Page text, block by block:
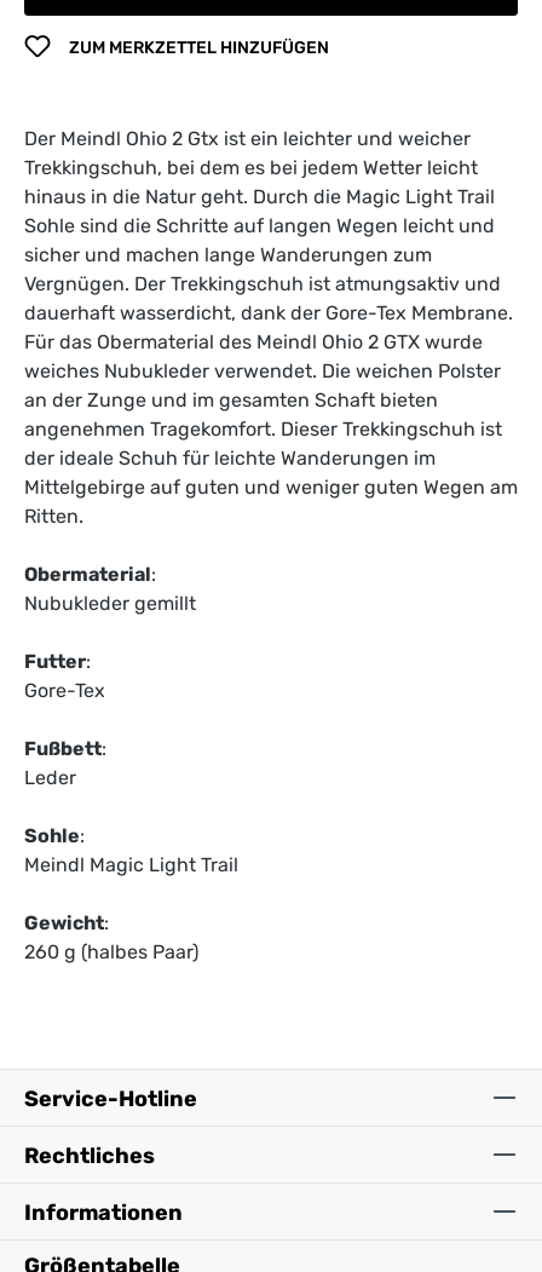
ZUM MERKZETTEL HINZUFÜGEN
Der Meindl Ohio 2 Gtx ist ein leichter und weicher
Trekkingschuh, bei dem es bei jedem Wetter leicht
hinaus in die Natur geht. Durch die Magic Light Trail
Sohle sind die Schritte auf langen Wegen leicht und
sicher und machen lange Wanderungen zum
Vergnügen. Der Trekkingschuh ist atmungsaktiv und
dauerhaft wasserdicht, dank der Gore-Tex Membrane.
Für das Obermaterial des Meindl Ohio 2 GTX wurde
weiches Nubukleder verwendet. Die weichen Polster
an der Zunge und im gesamten Schaft bieten
angenehmen Tragekomfort. Dieser Trekkingschuh ist
der ideale Schuh für leichte Wanderungen im
Mittelgebirge auf guten und weniger guten Wegen am
Ritten.
Obermaterial:
Nubukleder gemillt
Futter:
Gore-Tex
Fußbett:
Leder
Sohle:
Meindl Magic Light Trail
Gewicht:
260 g (halbes Paar)
Service-Hotline
Rechtliches
Informationen
Größentabelle